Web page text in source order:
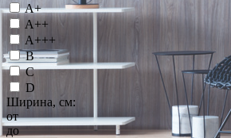
A+
A++
A+++
B
C
D
Ширина, см:
от
до